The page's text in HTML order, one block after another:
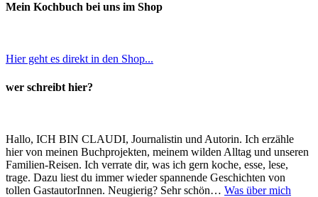
Mein Kochbuch bei uns im Shop
Hier geht es direkt in den Shop...
wer schreibt hier?
Hallo, ICH BIN CLAUDI, Journalistin und Autorin. Ich erzähle
hier von meinen Buchprojekten, meinem wilden Alltag und unseren
Familien-Reisen. Ich verrate dir, was ich gern koche, esse, lese,
trage. Dazu liest du immer wieder spannende Geschichten von
tollen GastautorInnen. Neugierig? Sehr schön… Was über mich